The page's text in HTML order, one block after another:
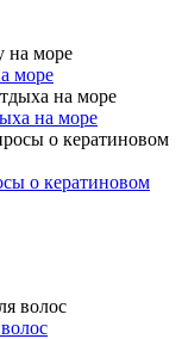
море
на море
о кератиновом